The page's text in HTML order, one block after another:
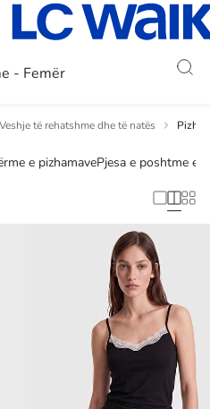
- Femër
të rehatshme dhe të natës
e pizhamavePjesa e poshtme e